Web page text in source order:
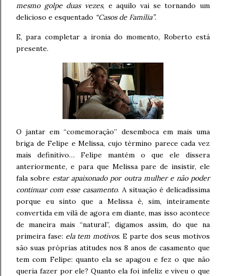
mesmo golpe duas vezes, e aquilo vai se tornando um
delicioso e esquentado “Casos de Família”.
E, para completar a ironia do momento, Roberto está
presente.
O jantar em “comemoração” desemboca em mais uma
briga de Felipe e Melissa, cujo término parece cada vez
mais definitivo… Felipe mantém o que ele dissera
anteriormente, e para que Melissa pare de insistir, ele
fala sobre estar apaixonado por outra mulher e não poder
continuar com esse casamento. A situação é delicadíssima
porque eu sinto que a Melissa é, sim, inteiramente
convertida em vilã de agora em diante, mas isso acontece
de maneira mais “natural”, digamos assim, do que na
primeira fase: ela tem motivos. E parte dos seus motivos
são suas próprias atitudes nos 8 anos de casamento que
tem com Felipe: quanto ela se apagou e fez o que não
queria fazer por ele? Quanto ela foi infeliz e viveu o que